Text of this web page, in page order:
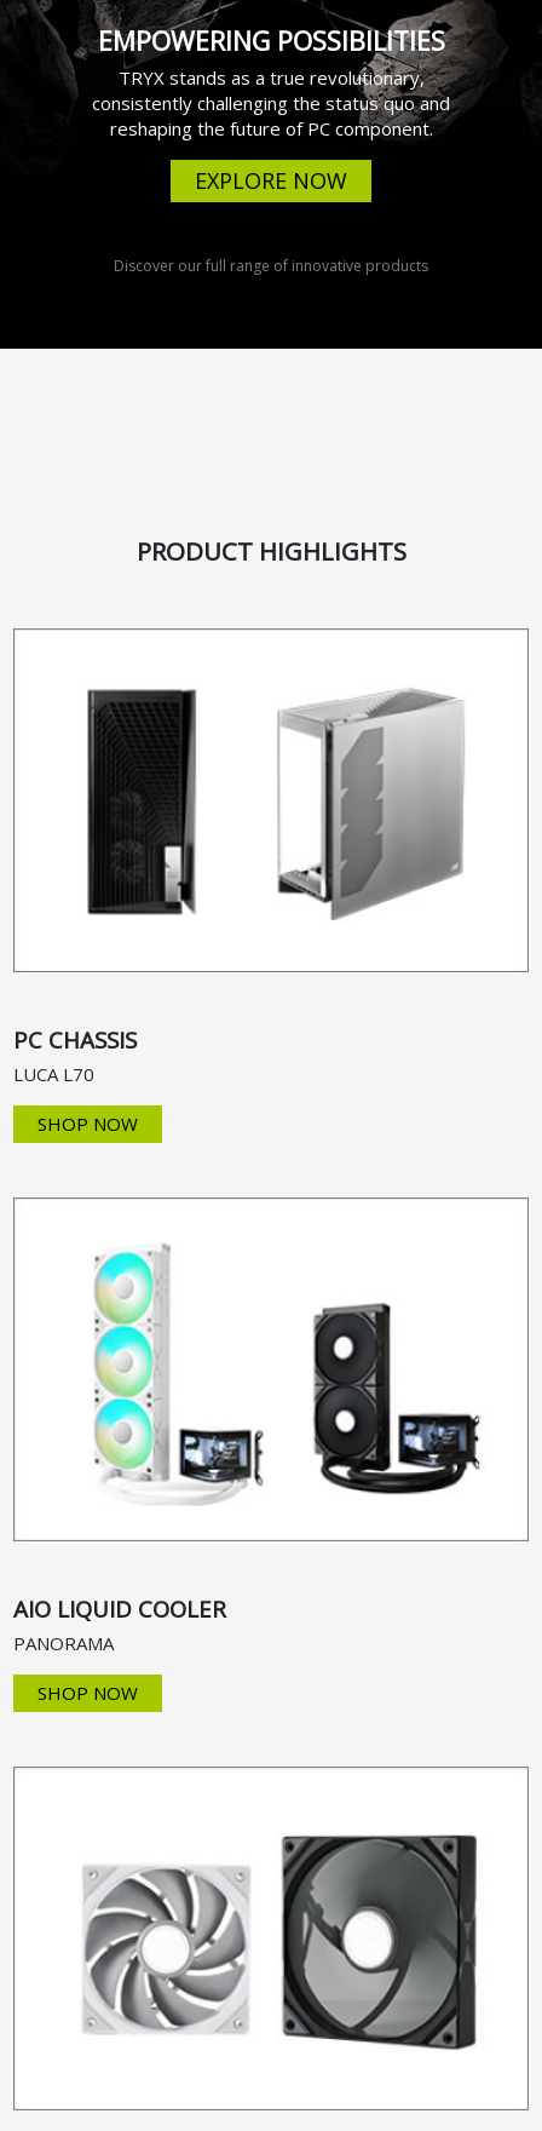
EMPOWERING POSSIBILITIES
TRYX stands as a true revolutionary,
consistently challenging the status quo and
reshaping the future of PC component.
EXPLORE NOW
Discover our full range of innovative products
PRODUCT HIGHLIGHTS
PC CHASSIS
LUCA L70
SHOP NOW
AIO LIQUID COOLER
PANORAMA
SHOP NOW